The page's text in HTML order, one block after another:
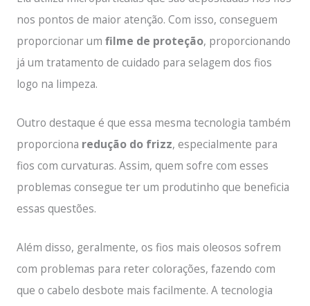
nos pontos de maior atenção. Com isso, conseguem
proporcionar um filme de proteção, proporcionando
já um tratamento de cuidado para selagem dos fios
logo na limpeza.
Outro destaque é que essa mesma tecnologia também
proporciona redução do frizz, especialmente para
fios com curvaturas. Assim, quem sofre com esses
problemas consegue ter um produtinho que beneficia
essas questões.
Além disso, geralmente, os fios mais oleosos sofrem
com problemas para reter colorações, fazendo com
que o cabelo desbote mais facilmente. A tecnologia